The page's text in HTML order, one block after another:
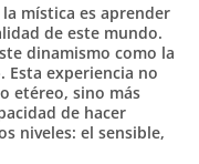
mística es aprender
de este mundo.
dinamismo como la
Esta experiencia no
etéreo, sino más
de hacer
niveles: el sensible,